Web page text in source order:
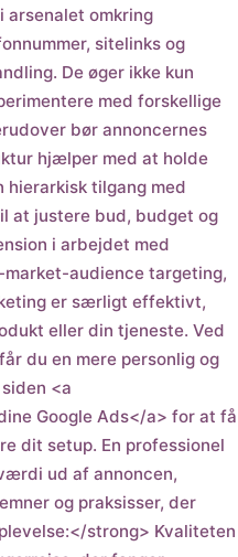
omkring
sitelinks og
De øger ikke kun
med forskellige
bør annoncernes
hjælper med at holde
tilgang med
at justere bud, budget og
i arbejdet med
audience targeting,
er særligt effektivt,
eller din tjeneste. Ved
du en mere personlig og
<a
Google Ads</a> for at få
dit setup. En professionel
ud af annoncen,
og praksisser, der
strong> Kvaliteten